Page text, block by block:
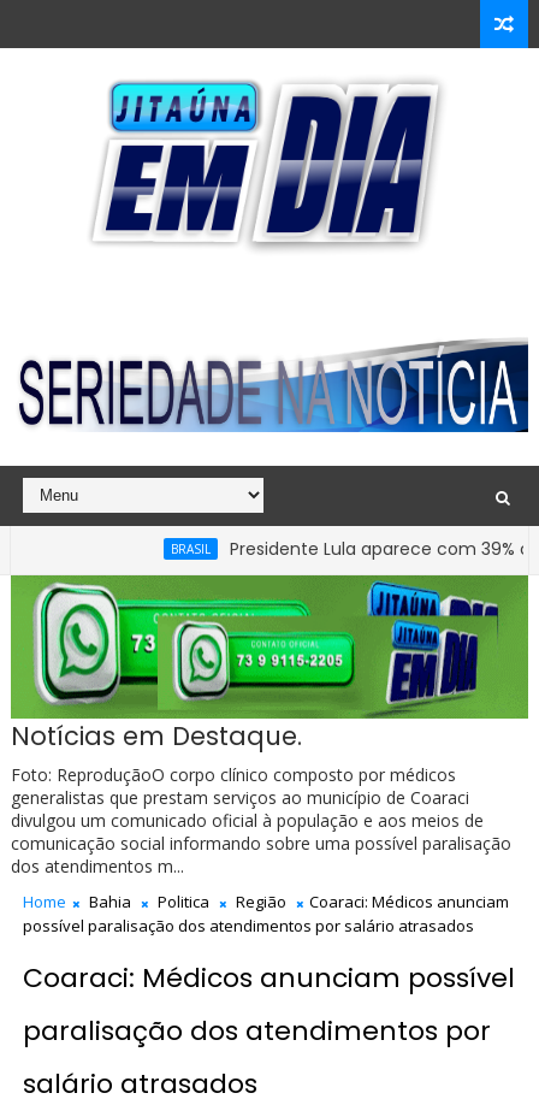
Presidente Lula aparece com 39% contra
Notícias em Destaque.
Foto: ReproduçãoO corpo clínico composto por médicos
generalistas que prestam serviços ao município de Coaraci
divulgou um comunicado oficial à população e aos meios de
comunicação social informando sobre uma possível paralisação
dos atendimentos m...
Home Bahia Politica Região
Coaraci: Médicos anunciam
possível paralisação dos atendimentos por salário atrasados
Coaraci: Médicos anunciam possível
paralisação dos atendimentos por
salário atrasados